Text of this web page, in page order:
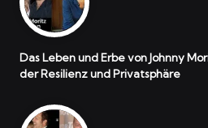
Das Leben und Erbe von Johnny
der Resilienz und Privatsphäre